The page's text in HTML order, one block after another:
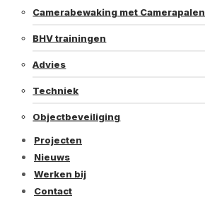
Camerabewaking met Camerapalen
BHV trainingen
Advies
Techniek
Objectbeveiliging
Projecten
Nieuws
Werken bij
Contact